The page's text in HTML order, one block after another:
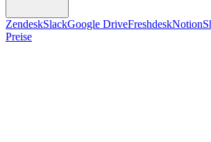
ZendeskSlackGoogle DriveFreshdeskNotion
Preise